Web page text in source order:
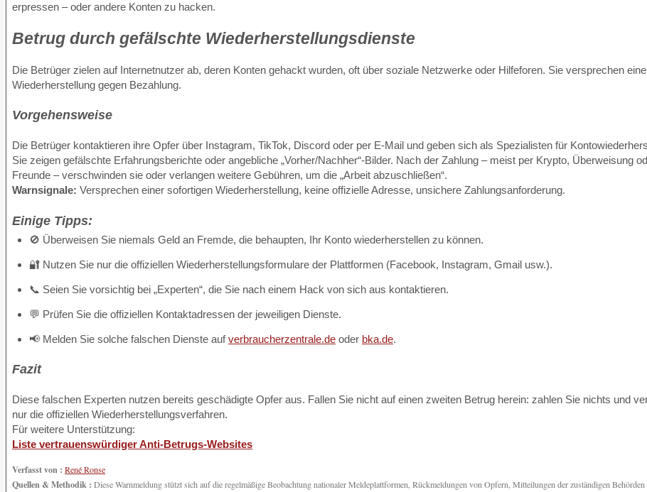
erpressen – oder andere Konten zu hacken.
Betrug durch gefälschte Wiederherstellungsdienste
Die Betrüger zielen auf Internetnutzer ab, deren Konten gehackt wurden, oft über soziale Netzwerke oder Hilfeforen. Sie versprechen
Wiederherstellung gegen Bezahlung.
Vorgehensweise
Die Betrüger kontaktieren ihre Opfer über Instagram, TikTok, Discord oder per E-Mail und geben sich als Spezialisten für
Sie zeigen gefälschte Erfahrungsberichte oder angebliche „Vorher/Nachher“-Bilder. Nach der Zahlung – meist per Krypto, Überweisung
Freunde – verschwinden sie oder verlangen weitere Gebühren, um die „Arbeit abzuschließen“.
Warnsignale: Versprechen einer sofortigen Wiederherstellung, keine offizielle Adresse, unsichere Zahlungsanforderung.
Einige Tipps:
🚫 Überweisen Sie niemals Geld an Fremde, die behaupten, Ihr Konto wiederherstellen zu können.
🔐 Nutzen Sie nur die offiziellen Wiederherstellungsformulare der Plattformen (Facebook, Instagram, Gmail usw.).
📞 Seien Sie vorsichtig bei „Experten“, die Sie nach einem Hack von sich aus kontaktieren.
💬 Prüfen Sie die offiziellen Kontaktadressen der jeweiligen Dienste.
📢 Melden Sie solche falschen Dienste aufverbraucherzentrale.de oder bka.de.
Fazit
Diese falschen Experten nutzen bereits geschädigte Opfer aus. Fallen Sie nicht auf einen zweiten Betrug herein: zahlen Sie nichts und
nur die offiziellen Wiederherstellungsverfahren.
Für weitere Unterstützung:
Liste vertrauenswürdiger Anti-Betrugs-Websites
Verfasst von : René Ronse
Quellen & Methodik : Diese Warnmeldung stützt sich auf die regelmäßige Beobachtung nationaler Meldeplattformen, Rückmeldungen von Opfern, Mitteilungen der zuständigen